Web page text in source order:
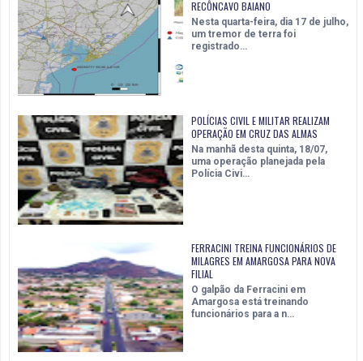
RECÔNCAVO BAIANO
Nesta quarta-feira, dia 17 de julho,
um tremor de terra foi
registrado…
POLÍCIAS CIVIL E MILITAR REALIZAM
OPERAÇÃO EM CRUZ DAS ALMAS
Na manhã desta quinta, 18/07,
uma operação planejada pela
Polícia Civi…
FERRACINI TREINA FUNCIONÁRIOS DE
MILAGRES EM AMARGOSA PARA NOVA
FILIAL
O galpão da Ferracini em
Amargosa está treinando
funcionários para a n…